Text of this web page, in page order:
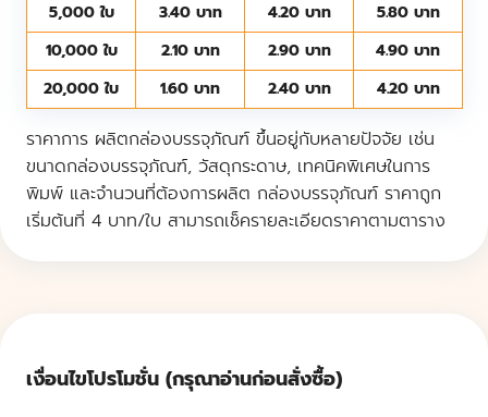
5,000 ใบ
3.40 บาท 4.20 บาท
5.80 บาท
10,000 ใบ
2.10 บาท 2.90 บาท
4.90 บาท
20,000 ใบ
1.60 บาท 2.40 บาท 4.20 บาท
ราคาการ ผลิตกล่องบรรจุภัณฑ์ ขึ้นอยู่กับหลายปัจจัย เช่น
ขนาดกล่องบรรจุภัณฑ์, วัสดุกระดาษ, เทคนิคพิเศษในการ
พิมพ์ และจำนวนที่ต้องการผลิต กล่องบรรจุภัณฑ์ ราคาถูก
เริ่มต้นที่ 4 บาท/ใบ สามารถเช็ครายละเอียดราคาตามตาราง
เงื่อนไขโปรโมชั่น (กรุณาอ่านก่อนสั่งซื้อ)